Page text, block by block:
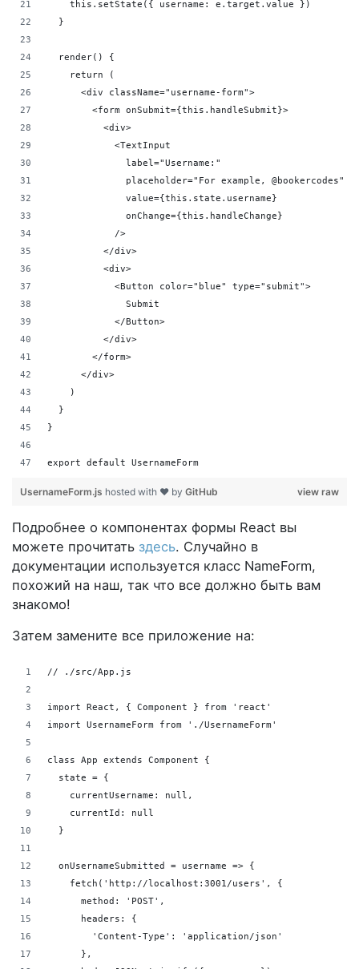
    this.setState({ username: e.target.value })
  }
  render() {
    return (
      <div className="username-form">
        <form onSubmit={this.handleSubmit}>
          <div>
            <TextInput
              label="Username:"
              placeholder="For example, @bookercodes"
              value={this.state.username}
              onChange={this.handleChange}
            />
          </div>
          <div>
            <Button color="blue" type="submit">
              Submit
            </Button>
          </div>
        </form>
      </div>
    )
  }
}
export default UsernameForm
view raw
UsernameForm.js hosted with ❤ by GitHub
Подробнее о компонентах формы React вы
можете прочитать здесь. Случайно в
документации используется класс NameForm,
похожий на наш, так что все должно быть вам
знакомо!
Затем замените все приложение на:
// ./src/App.js
import React, { Component } from 'react'
import UsernameForm from './UsernameForm'
class App extends Component {
  state = {
    currentUsername: null,
    currentId: null
  }
  onUsernameSubmitted = username => {
    fetch('http://localhost:3001/users', {
      method: 'POST',
      headers: {
        'Content-Type': 'application/json'
      },